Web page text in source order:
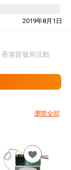
2019年8月1日
香港貿發局活動
瀏覽全部